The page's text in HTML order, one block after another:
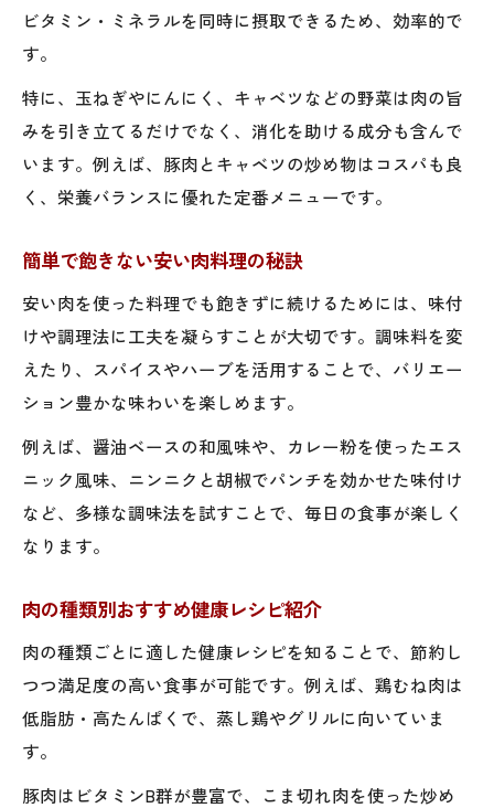
ビタミン・ミネラルを同時に摂取できるため、効率的で
す。
特に、玉ねぎやにんにく、キャベツなどの野菜は肉の旨
みを引き立てるだけでなく、消化を助ける成分も含んで
います。例えば、豚肉とキャベツの炒め物はコスパも良
く、栄養バランスに優れた定番メニューです。
簡単で飽きない安い肉料理の秘訣
安い肉を使った料理でも飽きずに続けるためには、味付
けや調理法に工夫を凝らすことが大切です。調味料を変
えたり、スパイスやハーブを活用することで、バリエー
ション豊かな味わいを楽しめます。
例えば、醤油ベースの和風味や、カレー粉を使ったエス
ニック風味、ニンニクと胡椒でパンチを効かせた味付け
など、多様な調味法を試すことで、毎日の食事が楽しく
なります。
肉の種類別おすすめ健康レシピ紹介
肉の種類ごとに適した健康レシピを知ることで、節約し
つつ満足度の高い食事が可能です。例えば、鶏むね肉は
低脂肪・高たんぱくで、蒸し鶏やグリルに向いていま
す。
豚肉はビタミンB群が豊富で、こま切れ肉を使った炒め